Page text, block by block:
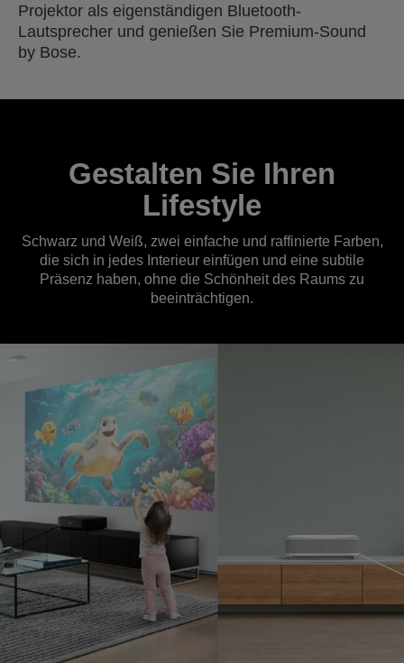
Projektor als eigenständigen Bluetooth-
Lautsprecher und genießen Sie Premium-Sound
by Bose.
Gestalten Sie Ihren
Lifestyle
Schwarz und Weiß, zwei einfache und raffinierte Farben,
die sich in jedes Interieur einfügen und eine subtile
Präsenz haben, ohne die Schönheit des Raums zu
beeinträchtigen.